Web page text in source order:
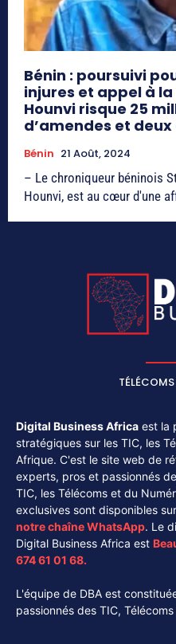
Bénin : poursuivi
injures et appel à
Hounvi risque 25
d’amendes et
Bénin 21 Août, 2024
– Le chroniqueur béninois
Hounvi, est au cœur d'une
Digital Business Africa est la
stratégiques sur les TIC, les
Afrique. C'est le site web de
experts, pros et passionnés
TIC, les Télécoms et du
exclusives sont disponibles sur
notre chaîneWhatsApp. Le
Digital Business Africa est
674 61 01 68.
L'équipe de DBA est
passionnés des TIC,